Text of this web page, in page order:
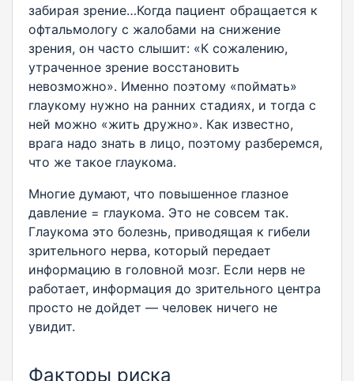
забирая зрение…Когда пациент обращается к
офтальмологу с жалобами на снижение
зрения, он часто слышит: «К сожалению,
утраченное зрение восстановить
невозможно». Именно поэтому «поймать»
глаукому нужно на ранних стадиях, и тогда с
ней можно «жить дружно». Как известно,
врага надо знать в лицо, поэтому разберемся,
что же такое глаукома.
Многие думают, что повышенное глазное
давление = глаукома. Это не совсем так.
Глаукома это болезнь, приводящая к гибели
зрительного нерва, который передает
информацию в головной мозг. Если нерв не
работает, информация до зрительного центра
просто не дойдет — человек ничего не
увидит.
Факторы риска